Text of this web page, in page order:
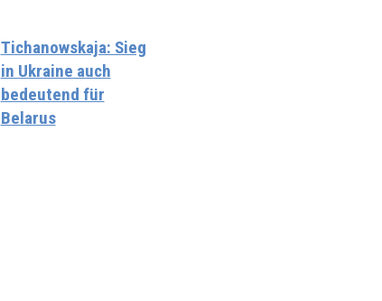
Tichanowskaja: Sieg
in Ukraine auch
bedeutend für
Belarus